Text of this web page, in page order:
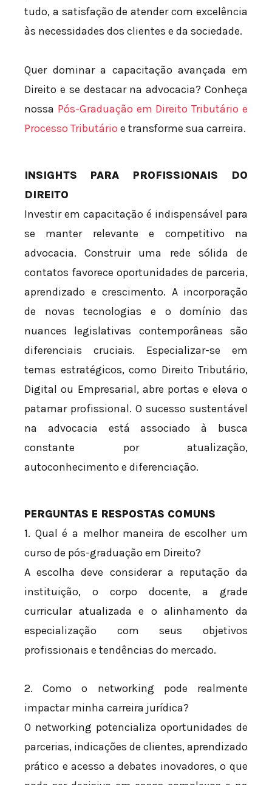
tudo, a satisfação de atender com excelência
às necessidades dos clientes e da sociedade.
Quer dominar a capacitação avançada em
Direito e se destacar na advocacia? Conheça
nossa Pós-Graduação em Direito Tributário e
Processo Tributário e transforme sua carreira.
INSIGHTS PARA PROFISSIONAIS DO
DIREITO
Investir em capacitação é indispensável para
se manter relevante e competitivo na
advocacia. Construir uma rede sólida de
contatos favorece oportunidades de parceria,
aprendizado e crescimento. A incorporação
de novas tecnologias e o domínio das
nuances legislativas contemporâneas são
diferenciais cruciais. Especializar-se em
temas estratégicos, como Direito Tributário,
Digital ou Empresarial, abre portas e eleva o
patamar profissional. O sucesso sustentável
na advocacia está associado à busca
constante por atualização,
autoconhecimento e diferenciação.
PERGUNTAS E RESPOSTAS COMUNS
1. Qual é a melhor maneira de escolher um
curso de pós-graduação em Direito?
A escolha deve considerar a reputação da
instituição, o corpo docente, a grade
curricular atualizada e o alinhamento da
especialização com seus objetivos
profissionais e tendências do mercado.
2. Como o networking pode realmente
impactar minha carreira jurídica?
O networking potencializa oportunidades de
parcerias, indicações de clientes, aprendizado
prático e acesso a debates inovadores, o que